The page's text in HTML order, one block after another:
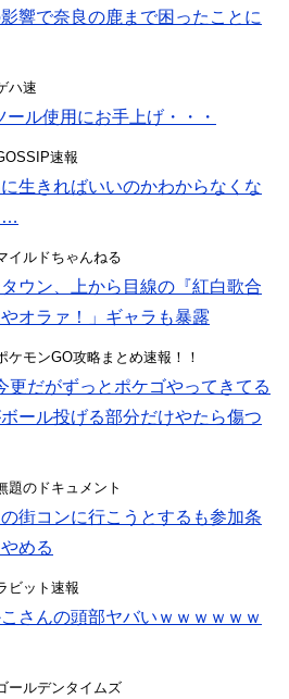
影響で奈良の鹿まで困ったことに
ハ速
ール使用にお手上げ・・・
速報
に生きればいいのかわからなくな
イルドちゃんねる
タウン、上から目線の『紅白歌合
オラァ！」ギャラも暴露
ケモンGO攻略まとめ速報！！
更だがずっとポケゴやってきてる
ール投げる部分だけやたら傷つ
題のドキュメント
の街コンに行こうとするも参加条
める
ビット速報
こさんの頭部ヤバいｗｗｗｗｗｗ
ールデンタイムズ